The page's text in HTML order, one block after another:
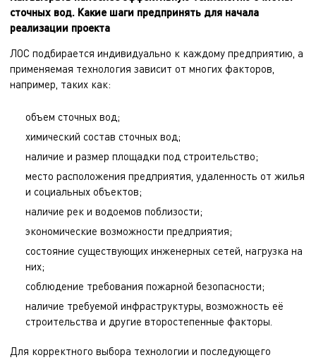
сточных вод. Какие шаги предпринять для начала
реализации проекта
ЛОС подбирается индивидуально к каждому предприятию, а
применяемая технология зависит от многих факторов,
например, таких как:
объем сточных вод;
химический состав сточных вод;
наличие и размер площадки под строительство;
место расположения предприятия, удаленность от жилья
и социальных объектов;
наличие рек и водоемов поблизости;
экономические возможности предприятия;
состояние существующих инженерных сетей, нагрузка на
них;
соблюдение требования пожарной безопасности;
наличие требуемой инфраструктуры, возможность её
строительства и другие второстепенные факторы.
Для корректного выбора технологии и последующего